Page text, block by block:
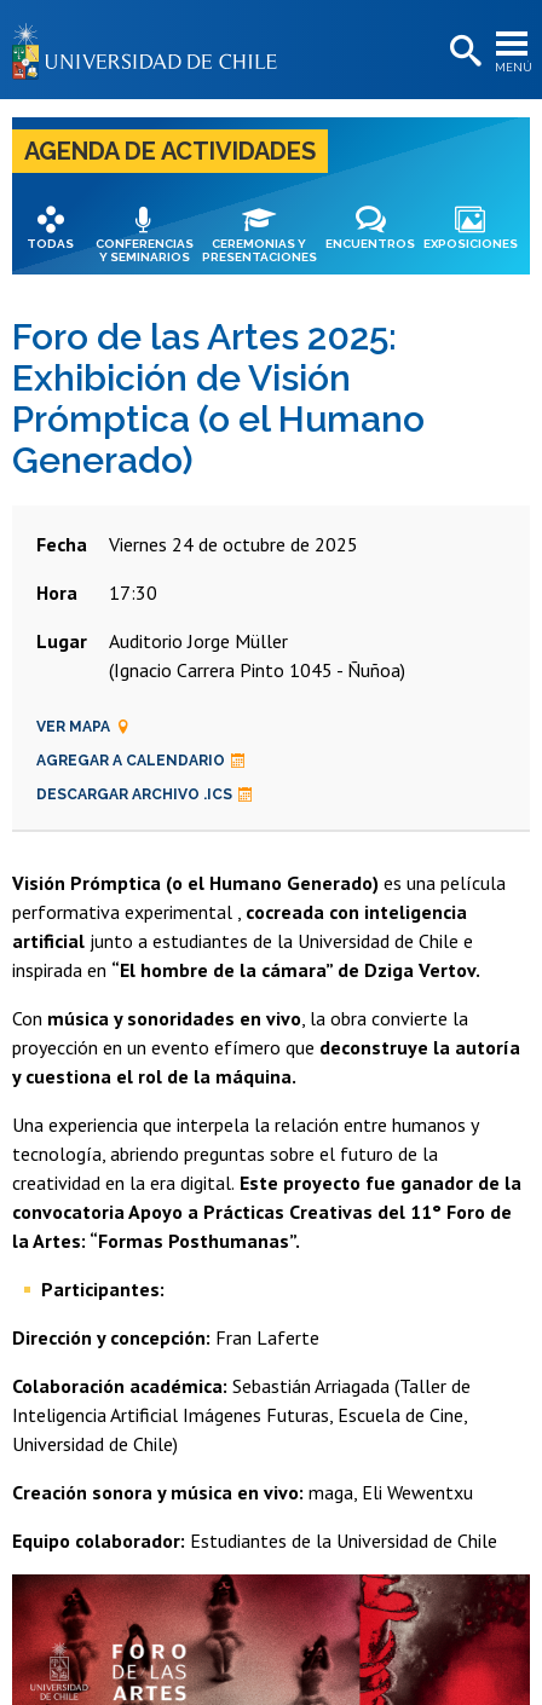
MENÚ
BIBLIOTECAS
LA UNIVERSIDAD
Postulantes
Estudiantes
Académicas/os
Funcionarias/os
Egresadas/os
AGENDA DE ACTIVIDADES
TODAS
CONFERENCIAS
Y SEMINARIOS
CEREMONIAS Y
PRESENTACIONES
ENCUENTROS EXPOSICIONES
Foro de las Artes 2025:
Exhibición de Visión
Prómptica (o el Humano
Generado)
Fecha
viernes 24 de octubre de 2025
Hora
17:30
Lugar
Auditorio Jorge Müller
(Ignacio Carrera Pinto 1045 - Ñuñoa)
VER MAPA
AGREGAR A CALENDARIO
DESCARGAR ARCHIVO .ICS
Visión Prómptica (o el Humano Generado) es una película
performativa experimental , cocreada con inteligencia
artificial junto a estudiantes de la Universidad de Chile e
inspirada en “El hombre de la cámara” de Dziga Vertov.
Con música y sonoridades en vivo, la obra convierte la
proyección en un evento efímero que deconstruye la autoría
y cuestiona el rol de la máquina.
Una experiencia que interpela la relación entre humanos y
tecnología, abriendo preguntas sobre el futuro de la
creatividad en la era digital. Este proyecto fue ganador de la
convocatoria Apoyo a Prácticas Creativas del 11° Foro de
la Artes: “Formas Posthumanas”.
Participantes:
Dirección y concepción: Fran Laferte
Colaboración académica: Sebastián Arriagada (Taller de
Inteligencia Artificial Imágenes Futuras, Escuela de Cine,
Universidad de Chile)
Creación sonora y música en vivo: maga, Eli Wewentxu
Equipo colaborador: Estudiantes de la Universidad de Chile